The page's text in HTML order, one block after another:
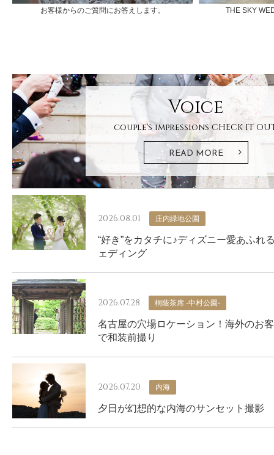
お客様からのご質問にお答えします。 THE SKY
Voice
couple's impressionsCHECK IT
READ MORE
2026.08.01 庄内緑地公園
“好き”をカタチに♪ディズニー愛あふれ
ェディング
2026.07.28 桐蔭茶席 -中村公園-
名古屋の穴場ロケーション！海外のお
で和装前撮り
2026.07.20 内海
夕日が幻想的な内海のサンセット撮影